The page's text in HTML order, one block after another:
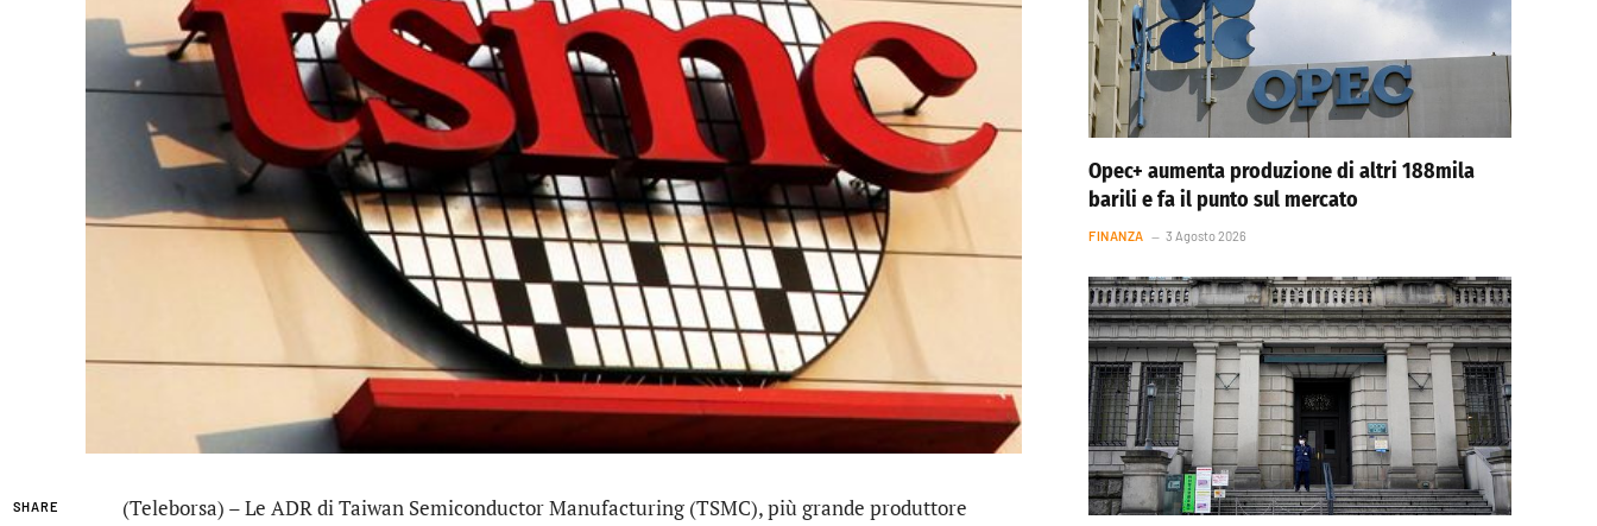
SHARE (Teleborsa) – Le ADR diTaiwan Semiconductor Manufacturing (TSMC), più grande produttore
Opec+ aumenta produzione di altri 188mila
barili e fa il punto sul mercato
FINANZA 3 Agosto 2026